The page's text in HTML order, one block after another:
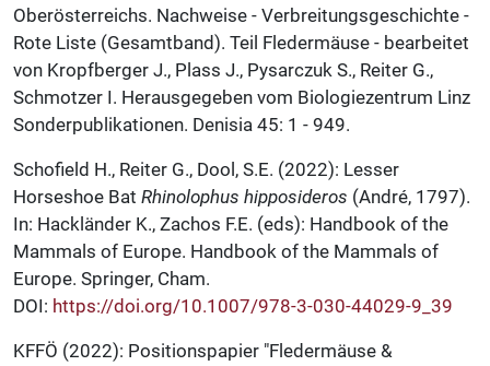
Oberösterreichs. Nachweise - Verbreitungsgeschichte -
Rote Liste (Gesamtband). Teil Fledermäuse - bearbeitet
von Kropfberger J., Plass J., Pysarczuk S., Reiter G.,
Schmotzer I. Herausgegeben vom Biologiezentrum Linz
Sonderpublikationen. Denisia 45: 1 - 949.
Schofield H., Reiter G., Dool, S.E. (2022): Lesser
Horseshoe Bat Rhinolophus hipposideros (André, 1797).
In: Hackländer K., Zachos F.E. (eds): Handbook of the
Mammals of Europe. Handbook of the Mammals of
Europe. Springer, Cham.
DOI: https://doi.org/10.1007/978-3-030-44029-9_39
KFFÖ (2022): Positionspapier "Fledermäuse &